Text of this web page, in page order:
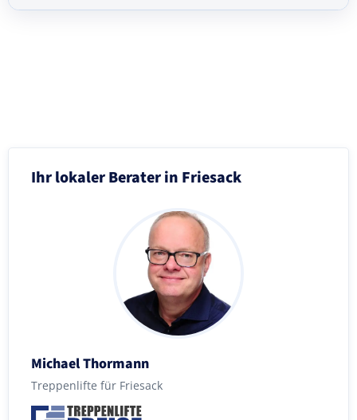
Ihr lokaler Berater in Friesack
Michael Thormann
Treppenlifte für Friesack